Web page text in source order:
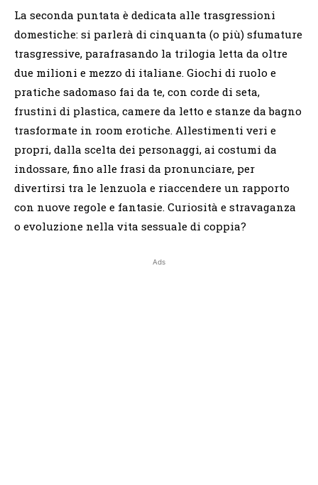
La seconda puntata è dedicata alle trasgressioni
domestiche: si parlerà di cinquanta (o più) sfumature
trasgressive, parafrasando la trilogia letta da oltre
due milioni e mezzo di italiane. Giochi di ruolo e
pratiche sadomaso fai da te, con corde di seta,
frustini di plastica, camere da letto e stanze da bagno
trasformate in room erotiche. Allestimenti veri e
propri, dalla scelta dei personaggi, ai costumi da
indossare, fino alle frasi da pronunciare, per
divertirsi tra le lenzuola e riaccendere un rapporto
con nuove regole e fantasie. Curiosità e stravaganza
o evoluzione nella vita sessuale di coppia?
Ads